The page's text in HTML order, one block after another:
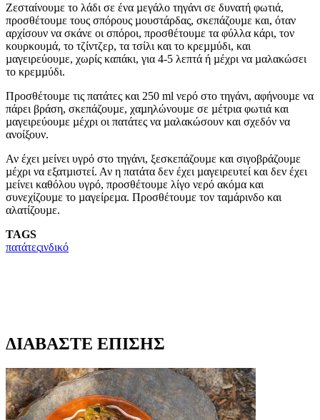
Ζεσταίνουµε το λάδι σε ένα µεγάλο τηγάνι σε δυνατή φωτιά,
προσθέτουµε τους σπόρους µουστάρδας, σκεπάζουµε και, όταν
αρχίσουν να σκάνε οι σπόροι, προσθέτουµε τα φύλλα κάρι, τον
κουρκουµά, το τζίντζερ, τα τσίλι και το κρεµµύδι, και
µαγειρεύουµε, χωρίς καπάκι, για 4-5 λεπτά ή µέχρι να µαλακώσει
το κρεµµύδι.
Προσθέτουµε τις πατάτες και 250 ml νερό στο τηγάνι, αφήνουµε να
πάρει βράση, σκεπάζουµε, χαµηλώνουµε σε µέτρια φωτιά και
µαγειρεύουµε µέχρι οι πατάτες να µαλακώσουν και σχεδόν να
ανοίξουν.
Αν έχει µείνει υγρό στο τηγάνι, ξεσκεπάζουµε και σιγοβράζουµε
µέχρι να εξατµιστεί. Αν η πατάτα δεν έχει µαγειρευτεί και δεν έχει
µείνει καθόλου υγρό, προσθέτουµε λίγο νερό ακόµα και
συνεχίζουµε το µαγείρεµα. Προσθέτουµε τον ταµάρινδο και
αλατίζουµε.
TAGS
πατάτεςινδικό
ΔΙΑΒΑΣΤΕ ΕΠΙΣΗΣ